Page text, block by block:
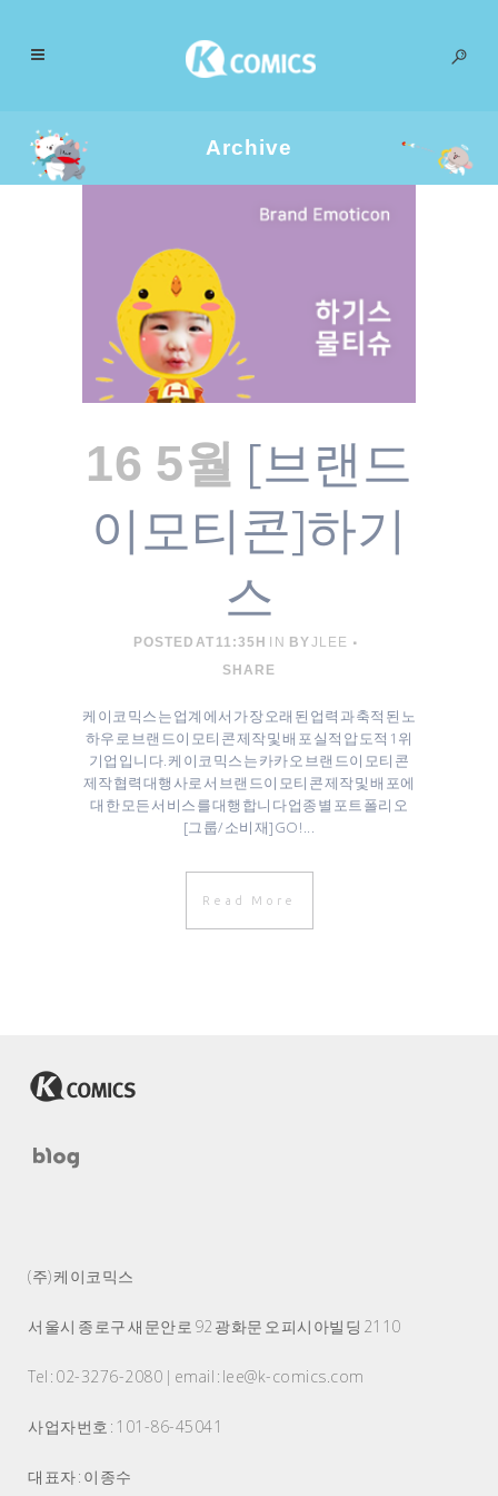
Archive
16 5월 [브랜드
이모티콘]하기
스
POSTED AT 11:35H IN BYJLEE
SHARE
케이코믹스는 업계에서 가장 오래된 업력과 축적된 노
하우로 브랜드이모티콘 제작 및 배포 실적 압도적 1위
기업입니다. 케이코믹스는 카카오 브랜드이모티콘
제작협력대행사로서 브랜드이모티콘 제작 및 배포에
대한 모든 서비스를 대행합니다 업종별 포트폴리오
[그룹/소비재]GO! ...
Read More
(주) 케이코믹스
서울시 종로구 새문안로 92 광화문 오피시아빌딩 2110
Tel : 02-3276-2080 | email : lee@k-comics.com
사업자번호 : 101-86-45041
대표자 : 이종수